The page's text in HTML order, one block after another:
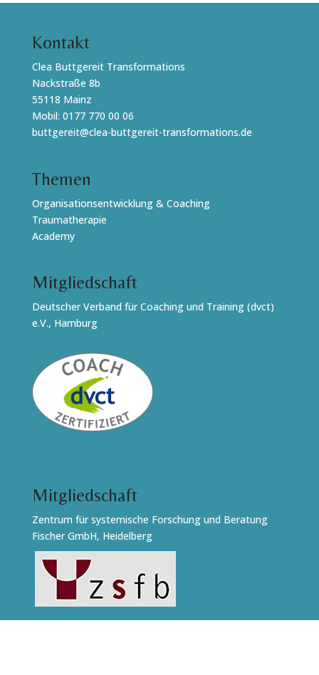
Kontakt
Clea Buttgereit Transformations
Nackstraße 8b
55118 Mainz
Mobil: 0177 770 00 06
buttgereit@clea-buttgereit-transformations.de
Themen
Organisationsentwicklung & Coaching
Traumatherapie
Academy
Mitgliedschaft
Deutscher Verband für Coaching und Training (dvct)
e.V., Hamburg
Mitgliedschaft
Zentrum für systemische Forschung und Beratung
Fischer GmbH, Heidelberg